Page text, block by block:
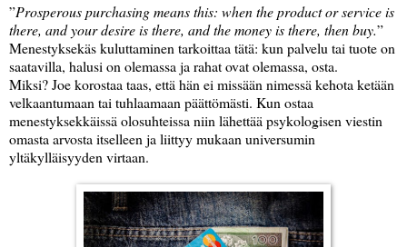
”Prosperous purchasing means this: when the product or service is
there, and your desire is there, and the money is there, then buy.”
Menestyksekäs kuluttaminen tarkoittaa tätä: kun palvelu tai tuote on
saatavilla, halusi on olemassa ja rahat ovat olemassa, osta.
Miksi? Joe korostaa taas, että hän ei missään nimessä kehota ketään
velkaantumaan tai tuhlaamaan päättömästi. Kun ostaa
menestyksekkäissä olosuhteissa niin lähettää psykologisen viestin
omasta arvosta itselleen ja liittyy mukaan universumin
yltäkylläisyyden virtaan.